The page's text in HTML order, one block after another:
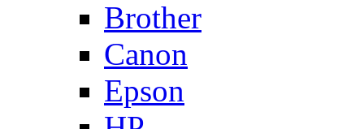
Brother
Canon
Epson